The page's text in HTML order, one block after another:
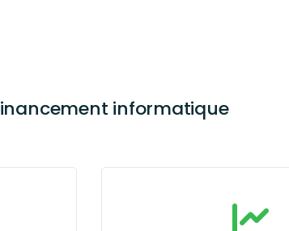
informatique